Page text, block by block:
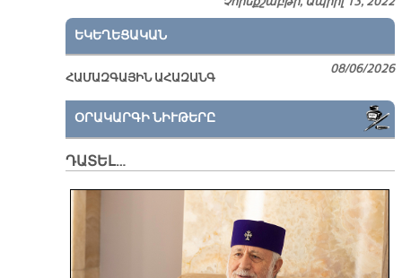
ԵԿԵՂԵՑԱԿԱՆ
ՀԱՄԱԶԳԱՅԻՆ ԱՀԱԶԱՆԳ
08/06/2026
ՕՐԱԿԱՐԳԻ ՆԻՒԹԵՐԸ
ԴԱՏԵԼ…